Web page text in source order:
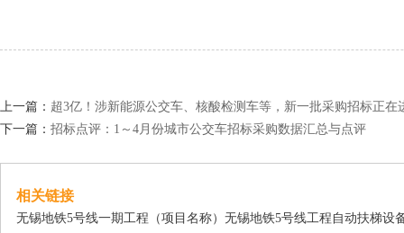
上一篇： 超3亿！涉新能源公交车、核酸检测车等，新一批采购招标正在
下一篇： 招标点评：1～4月份城市公交车招标采购数据汇总与点评
相关链接
无锡地铁5号线一期工程（项目名称）无锡地铁5号线工程自动扶梯设